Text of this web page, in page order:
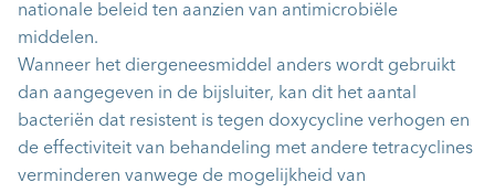
nationale beleid ten aanzien van antimicrobiële
middelen.
Wanneer het diergeneesmiddel anders wordt gebruikt
dan aangegeven in de bijsluiter, kan dit het aantal
bacteriën dat resistent is tegen doxycycline verhogen en
de effectiviteit van behandeling met andere tetracyclines
verminderen vanwege de mogelijkheid van